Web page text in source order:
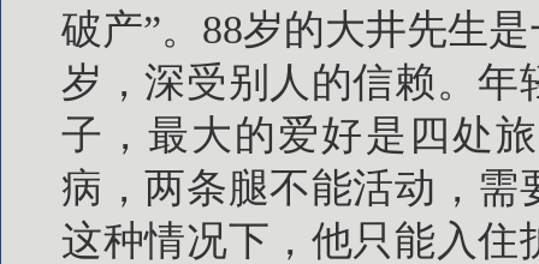
破产”。88岁的大井先生
岁，深受别人的信赖。年
子，最大的爱好是四处
病，两条腿不能活动，
这种情况下，他只能入住